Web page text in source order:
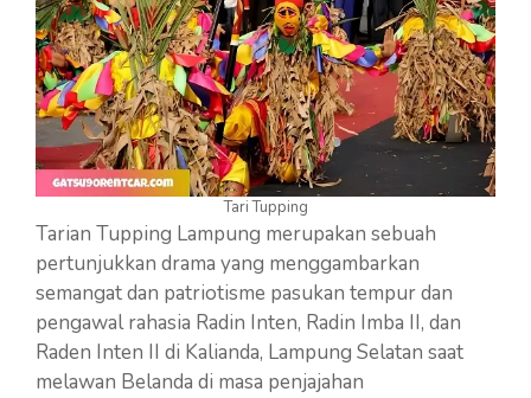
Tari Tupping
Tarian Tupping Lampung merupakan sebuah
pertunjukkan drama yang menggambarkan
semangat dan patriotisme pasukan tempur dan
pengawal rahasia Radin Inten, Radin Imba II, dan
Raden Inten II di Kalianda, Lampung Selatan saat
melawan Belanda di masa penjajahan